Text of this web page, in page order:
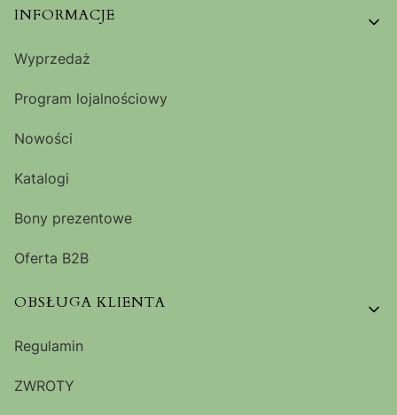
Linki w stopce
INFORMACJE
Wyprzedaż
Program lojalnościowy
Nowości
Katalogi
Bony prezentowe
Oferta B2B
OBSŁUGA KLIENTA
Regulamin
ZWROTY